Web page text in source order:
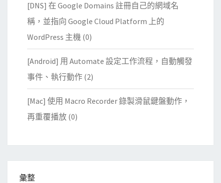
[DNS] 在 Google Domains 註冊自己的網域名
稱，並指向 Google Cloud Platform 上的
WordPress 主機 (0)
[Android] 用 Automate 設定工作流程，自動觸發
事件、執行動作 (2)
[Mac] 使用 Macro Recorder 錄製滑鼠鍵盤動作，
再重覆播放 (0)
彙整